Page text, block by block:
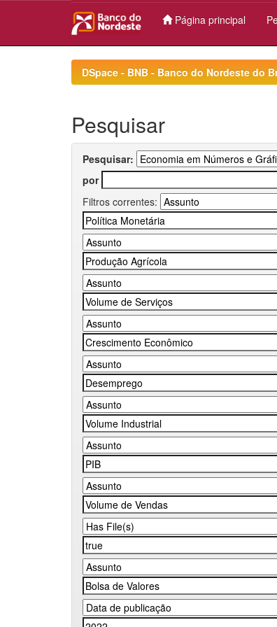
Página principal
DSpace - BNB - Banco do Nordeste do
Pesquisar
Pesquisar:
por
Filtros correntes: